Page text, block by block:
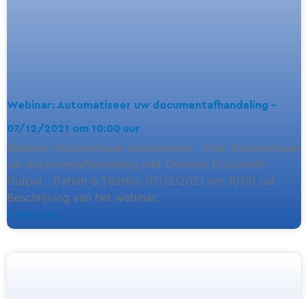
Webinar: Automatiseer uw documentafhandeling –
07/12/2021 om 10:00 uur
Webinar: Automatiseer documenten Titel: Automatiseer
uw documentafhandeling met Continia Document
Output Datum & Tijdstip: 07/12/2021 om 10:00 uur
Beschrijving van het webinar:
Lees meer